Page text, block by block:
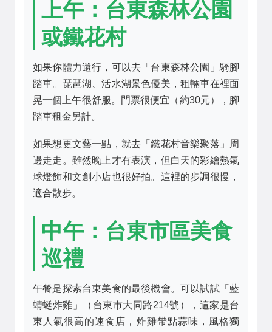
上午：台東森林公園
或鐵花村
如果你體力還行，可以去「台東森林公園」騎腳
踏車。琵琶湖、活水湖景色優美，租輛車在裡面
晃一個上午很舒服。門票很便宜（約30元），腳
踏車租金另計。
如果想更文藝一點，就去「鐵花村音樂聚落」周
邊走走。雖然晚上才有表演，但白天的彩繪熱氣
球燈飾和文創小店也很好拍。這裡的步調很慢，
適合散步。
中午：台東市區美食
巡禮
午餐是探索台東美食的最後機會。可以試試「藍
蜻蜓炸雞」（台東市大同路214號），這家是台
東人氣很高的速食店，炸雞帶點蒜味，風格獨